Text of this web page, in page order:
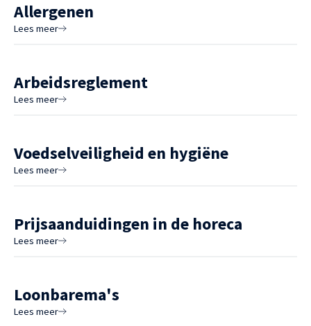
Allergenen
Lees meer
Arbeidsreglement
Lees meer
Voedselveiligheid en hygiëne
Lees meer
Prijsaanduidingen in de horeca
Lees meer
Loonbarema's
Lees meer